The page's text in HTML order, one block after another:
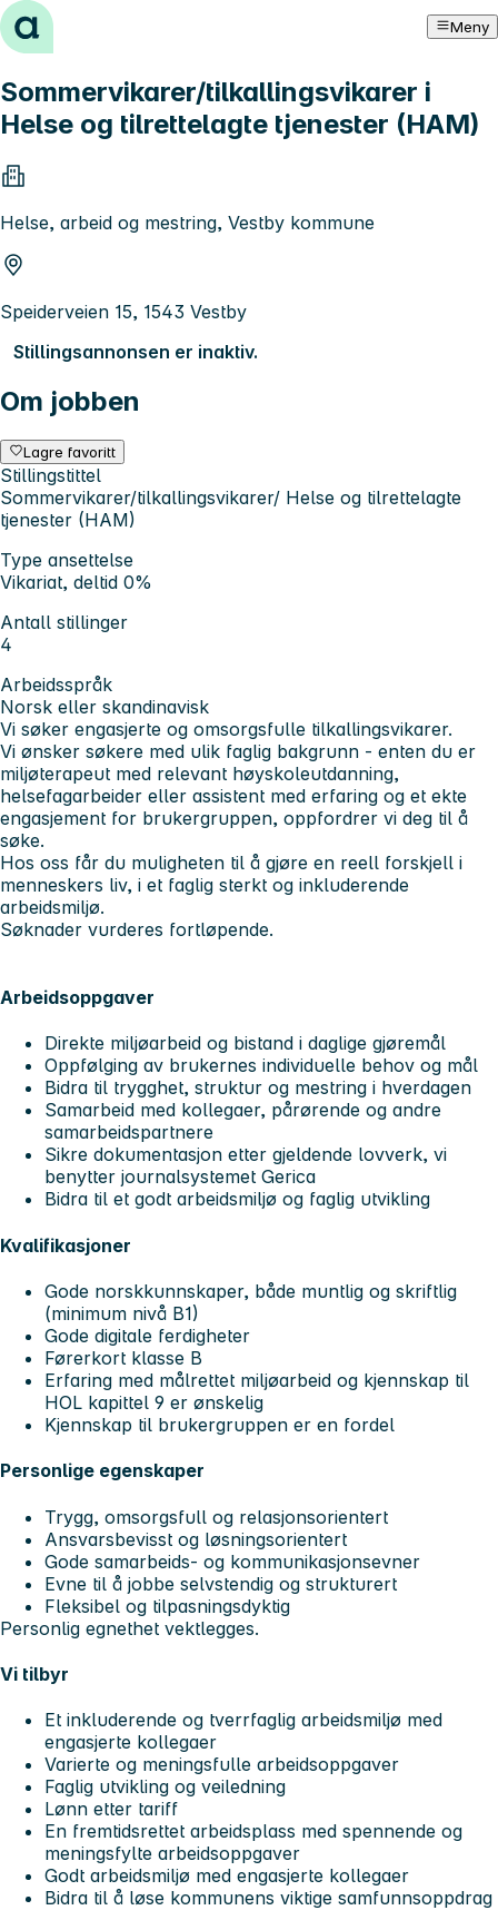
Hopp til innhold Meny
Sommervikarer/tilkallingsvikarer i
Helse og tilrettelagte tjenester (HAM)
Helse, arbeid og mestring, Vestby kommune
Speiderveien 15, 1543 Vestby
Stillingsannonsen er inaktiv.
Om jobben
Lagre favoritt
Stillingstittel
Sommervikarer/tilkallingsvikarer/ Helse og tilrettelagte
tjenester (HAM)
Type ansettelse
Vikariat, deltid 0%
Antall stillinger
4
Arbeidsspråk
Norsk eller skandinavisk
Vi søker engasjerte og omsorgsfulle tilkallingsvikarer.
Vi ønsker søkere med ulik faglig bakgrunn - enten du er
miljøterapeut med relevant høyskoleutdanning,
helsefagarbeider eller assistent med erfaring og et ekte
engasjement for brukergruppen, oppfordrer vi deg til å
søke.
Hos oss får du muligheten til å gjøre en reell forskjell i
menneskers liv, i et faglig sterkt og inkluderende
arbeidsmiljø.
Søknader vurderes fortløpende.
Arbeidsoppgaver
Direkte miljøarbeid og bistand i daglige gjøremål
Oppfølging av brukernes individuelle behov og mål
Bidra til trygghet, struktur og mestring i hverdagen
Samarbeid med kollegaer, pårørende og andre
samarbeidspartnere
Sikre dokumentasjon etter gjeldende lovverk, vi
benytter journalsystemet Gerica
Bidra til et godt arbeidsmiljø og faglig utvikling
Kvalifikasjoner
Gode norskkunnskaper, både muntlig og skriftlig
(minimum nivå B1)
Gode digitale ferdigheter
Førerkort klasse B
Erfaring med målrettet miljøarbeid og kjennskap til
HOL kapittel 9 er ønskelig
Kjennskap til brukergruppen er en fordel
Personlige egenskaper
Trygg, omsorgsfull og relasjonsorientert
Ansvarsbevisst og løsningsorientert
Gode samarbeids- og kommunikasjonsevner
Evne til å jobbe selvstendig og strukturert
Fleksibel og tilpasningsdyktig
Personlig egnethet vektlegges.
Vi tilbyr
Et inkluderende og tverrfaglig arbeidsmiljø med
engasjerte kollegaer
Varierte og meningsfulle arbeidsoppgaver
Faglig utvikling og veiledning
Lønn etter tariff
En fremtidsrettet arbeidsplass med spennende og
meningsfylte arbeidsoppgaver
Godt arbeidsmiljø med engasjerte kollegaer
Bidra til å løse kommunens viktige samfunnsoppdrag